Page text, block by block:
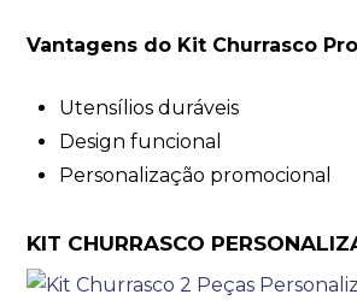
Vantagens do Kit Churrasco
Utensílios duráveis
Design funcional
Personalização promocional
KIT CHURRASCO